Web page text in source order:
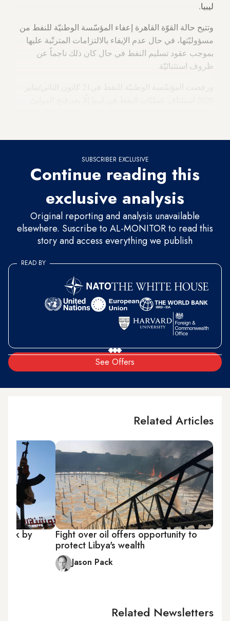
ليبيا.
وتتيح حالة القوّة القاهرة إعفاء المؤسّسة الوطنيّة للنفط من
مسؤوليّتها، في حال عدم الإيفاء بالالتزامات المترتّبة عليها
بموجب عقود تسليم النفط في حال كان ذلك ناجماً عن
ظروف استثنائيّة.
SUBSCRIBER EXCLUSIVE
Continue reading this
exclusive analysis
Original reporting and analysis unavailable
elsewhere. Suscribe to AL-MONITOR to read this
story and access everything we publish
See Offers
READ BY
Related Articles
Fight over oil offers opportunity to
protect Libya's wealth
Jason Pack
luck by
Related Newsletters